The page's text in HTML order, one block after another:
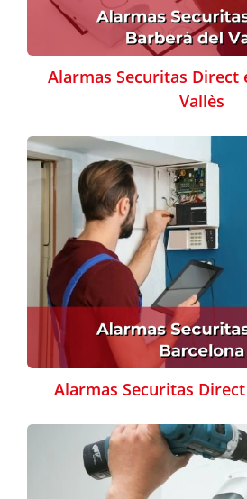
Alarmas Securitas Direct
Vallès
Alarmas Securitas